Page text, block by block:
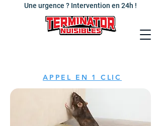
Une urgence ? Intervention en 24h !
APPEL EN 1 CLIC